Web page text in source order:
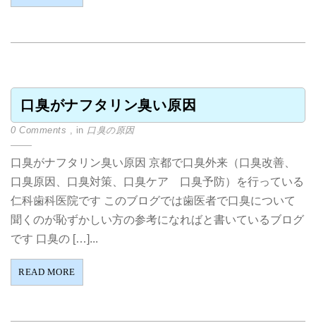
口臭がナフタリン臭い原因
0 Comments , in 口臭の原因
口臭がナフタリン臭い原因 京都で口臭外来（口臭改善、
口臭原因、口臭対策、口臭ケア 口臭予防）を行っている
仁科歯科医院です このブログでは歯医者で口臭について
聞くのが恥ずかしい方の参考になればと書いているブログ
です 口臭の […]...
READ MORE